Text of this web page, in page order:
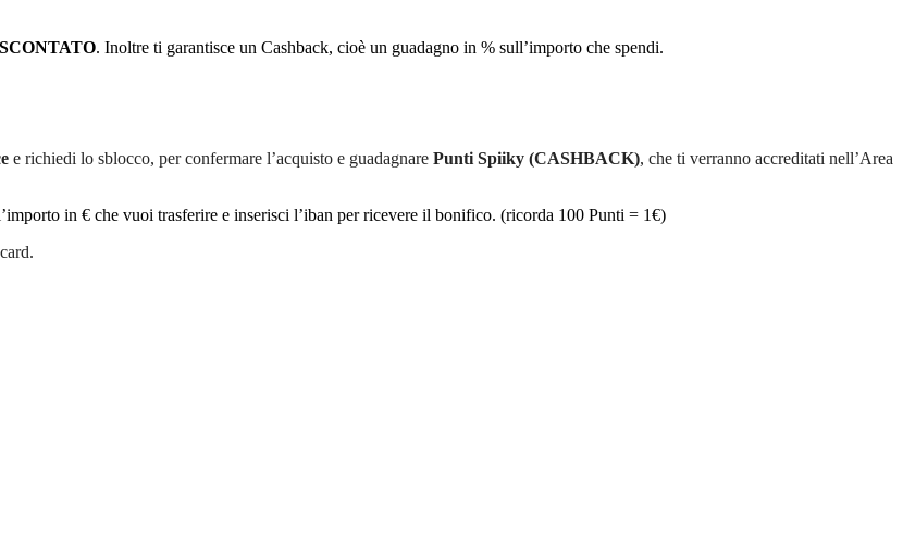
. Inoltre ti garantisce un Cashback, cioè un guadagno in % sull’importo che spendi.
e richiedi lo sblocco, per confermare l’acquisto e guadagnare Punti Spiiky (CASHBACK), che ti verranno accreditati nell’Area
in € che vuoi trasferire e inserisci l’iban per ricevere il bonifico. (ricorda 100 Punti = 1€)